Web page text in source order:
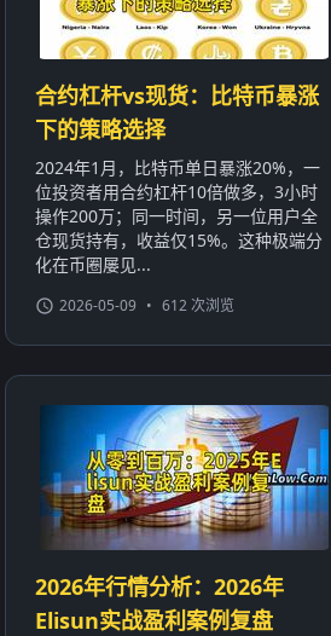
合约杠杆vs现货：比特币暴涨
下的策略选择
2024年1月，比特币单日暴涨20%，一
位投资者用合约杠杆10倍做多，3小时
操作200万；同一时间，另一位用户全
仓现货持有，收益仅15%。这种极端分
化在币圈屡见...
2026-05-09 • 612 次浏览
2026年行情分析：2026年
Elisun实战盈利案例复盘